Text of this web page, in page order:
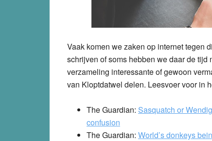
Vaak komen we zaken op internet tegen
schrijven of soms hebben we daar de
verzameling interessante of gewoon
van Kloptdatwel delen. Leesvoer voor in
The Guardian: Sasquatch or
confusion
The Guardian: World’s donkeys